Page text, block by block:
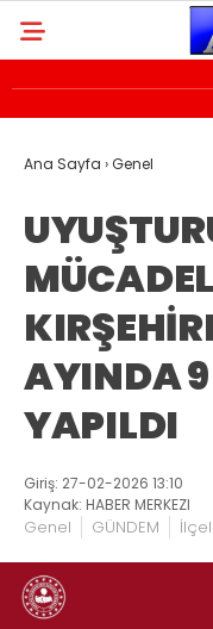
Ana Sayfa ›Genel
AYINDA 9
YAPILDI
Giriş: 27-02-2026 13:10
Kaynak: HABER MERKEZI
Genel GÜNDEM